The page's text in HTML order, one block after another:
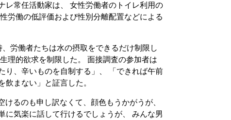
レ常任活動家は、 女性労働者のトイレ利用の
労働の低評価および性別分離配置などによる
労働者たちは水の摂取をできるだけ制限し
理的欲求を制限した。 面接調査の参加者は
り、辛いものを自制する」、 「できれば午前
飲まない」と証言した。
るのも申し訳なくて、顔色もうかがうが、
に気楽に話して行けるでしょうが、 みんな男